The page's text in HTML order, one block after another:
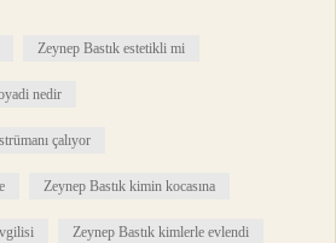
Zeynep Bastık estetikli mi
nedir
çalıyor
Zeynep Bastık kimin kocasına
Zeynep Bastık kimlerle evlendi